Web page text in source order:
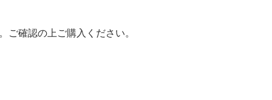
確認の上ご購入ください。